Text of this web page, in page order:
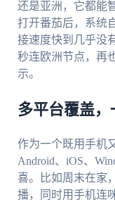
还是亚洲，它都能
打开番茄后，系统
接速度快到几乎没
秒连欧洲节点，再
示。
多平台覆盖，
作为一个既用手机
Android、iOS、
喜。比如周末在家
播，同时用手机连